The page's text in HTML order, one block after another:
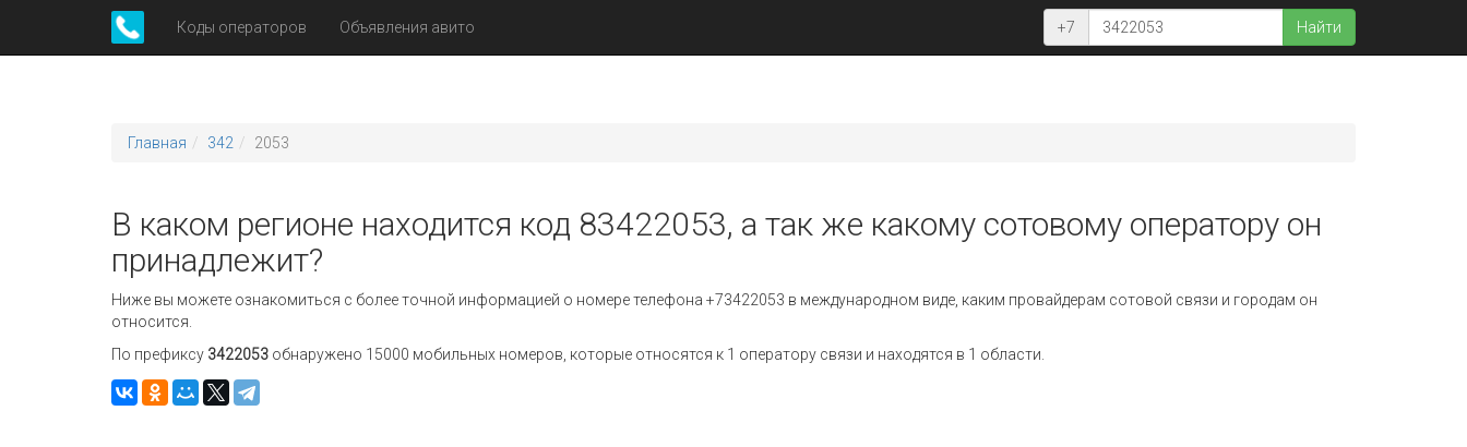
Коды операторов Объявления авито +7 Найти
Главная 342 2053
В каком регионе находится код 83422053, а так же какому сотовому оператору он
принадлежит?
Ниже вы можете ознакомиться с более точной информацией о номере телефона +73422053 в международном виде, каким провайдерам сотовой связи и городам он
относится.
По префиксу 3422053 обнаружено 15000 мобильных номеров, которые относятся к 1 оператору связи и находятся в 1 области.